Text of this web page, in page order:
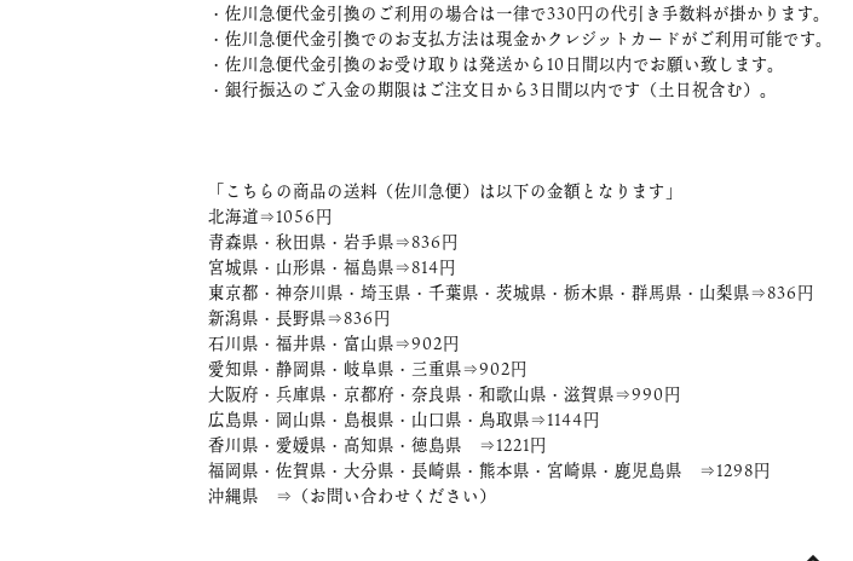
・佐川急便代金引換のご利用の場合は一律で330円の代引き手数料が掛かります。
・佐川急便代金引換でのお支払方法は現金かクレジットカードがご利用可能です。
・佐川急便代金引換のお受け取りは発送から10日間以内でお願い致します。
・銀行振込のご入金の期限はご注文日から3日間以内です（土日祝含む）。
「こちらの商品の送料（佐川急便）は以下の金額となります」
北海道⇒1056円
青森県・秋田県・岩手県⇒836円
宮城県・山形県・福島県⇒814円
東京都・神奈川県・埼玉県・千葉県・茨城県・栃木県・群馬県・山梨県⇒836円
新潟県・長野県⇒836円
石川県・福井県・富山県⇒902円
愛知県・静岡県・岐阜県・三重県⇒902円
大阪府・兵庫県・京都府・奈良県・和歌山県・滋賀県⇒990円
広島県・岡山県・島根県・山口県・鳥取県⇒1144円
香川県・愛媛県・高知県・徳島県 ⇒1221円
福岡県・佐賀県・大分県・長崎県・熊本県・宮崎県・鹿児島県 ⇒1298円
沖縄県 ⇒（お問い合わせください）